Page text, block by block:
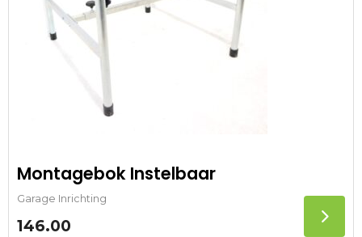
Montagebok Instelbaar
Garage Inrichting
146.00